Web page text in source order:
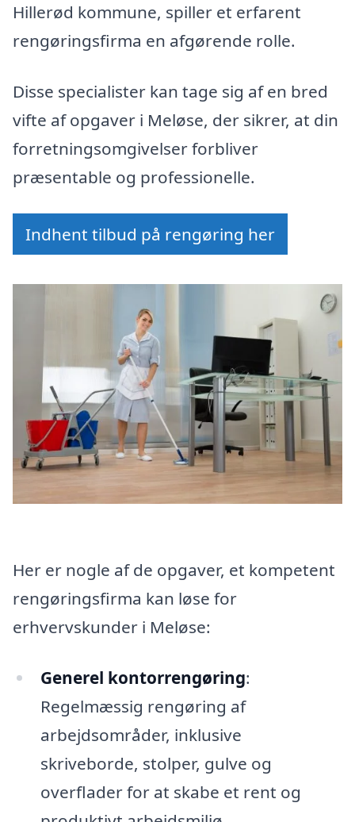
Hillerød kommune, spiller et erfarent
rengøringsfirma en afgørende rolle.
Disse specialister kan tage sig af en bred
vifte af opgaver i Meløse, der sikrer, at din
forretningsomgivelser forbliver
præsentable og professionelle.
Indhent tilbud på rengøring her
Her er nogle af de opgaver, et kompetent
rengøringsfirma kan løse for
erhvervskunder i Meløse:
Generel kontorrengøring:
Regelmæssig rengøring af
arbejdsområder, inklusive
skriveborde, stolper, gulve og
overflader for at skabe et rent og